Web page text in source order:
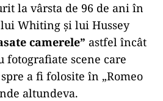
la vârsta de 96 de ani în
Whiting şi lui Hussey
camerele” astfel încât
fotografiate scene care
a fi folosite în „Romeo
altundeva.